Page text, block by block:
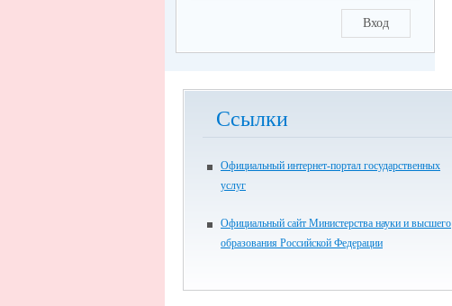
Вход
Ссылки
Официальный интернет-портал государственных
услуг
Официальный сайт Министерства науки и высшего
образования Российской Федерации